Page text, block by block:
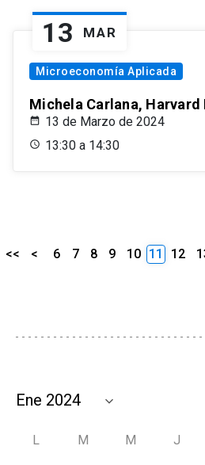
13 MAR
Microeconomía Aplicada
Michela Carlana, Harvard
13 de Marzo de 2024
13:30 a 14:30
<< < 6 7 8 9 10 11 12
L M M J